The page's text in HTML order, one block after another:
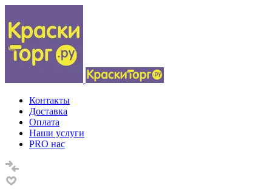
Контакты
Доставка
Оплата
Наши услуги
PRO нас